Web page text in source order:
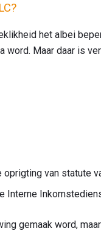
het albei
Maar daar is
van statute
Interne
gemaak word,